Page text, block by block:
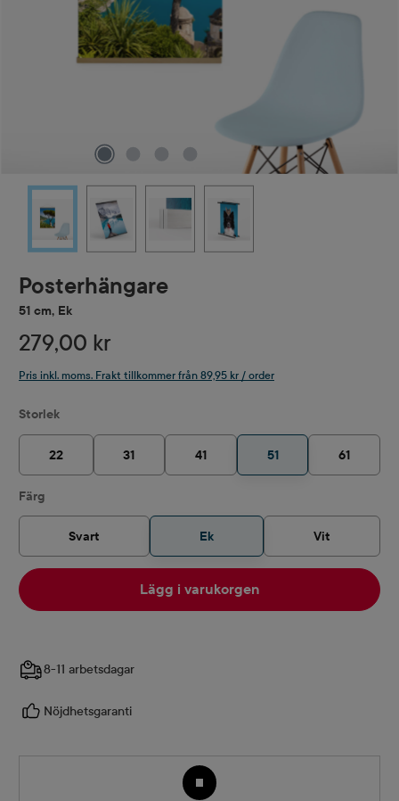
Posterhängare
51 cm, Ek
279,00 kr
Pris inkl. moms. Frakt tillkommer från 89,95 kr / order
Välj
Storlek
22 31 41 51 61
Välj
Färg
Svart Ek Vit
Lägg i varukorgen
8-11 arbetsdagar
Nöjdhetsgaranti